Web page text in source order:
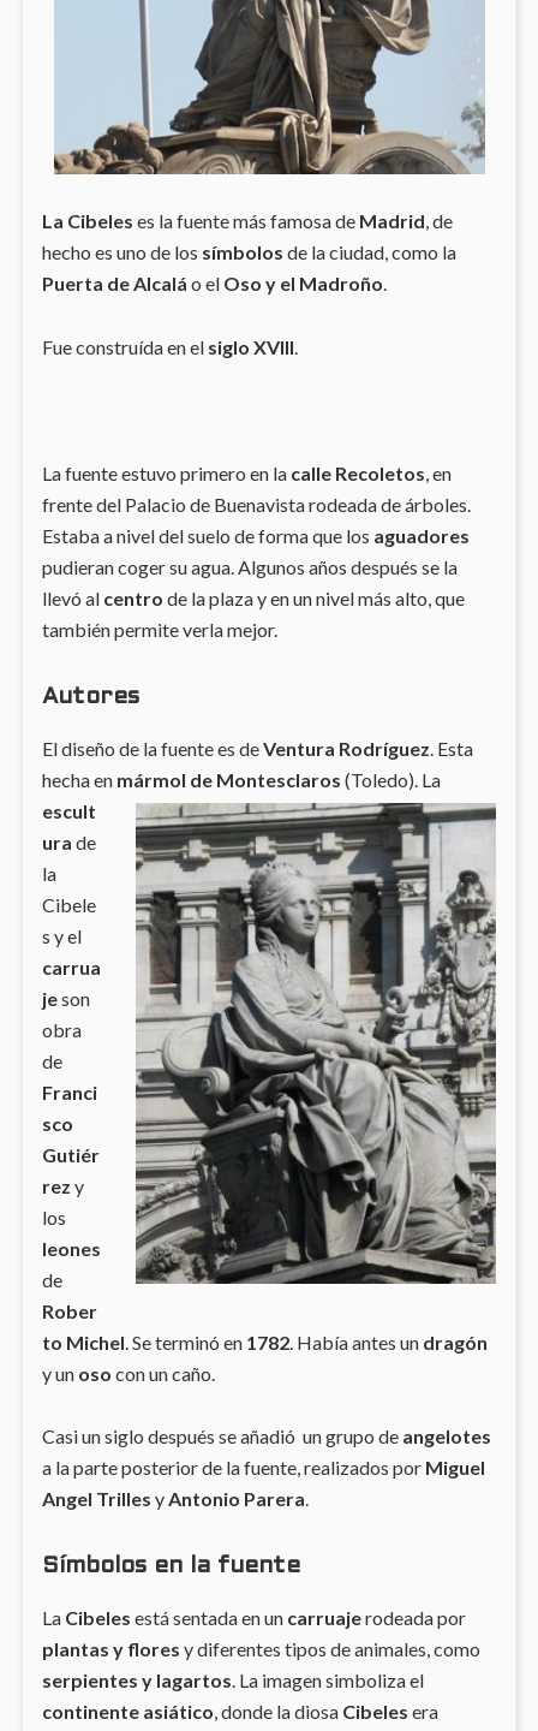
La Cibeles es la fuente más famosa de Madrid, de
hecho es uno de los símbolos de la ciudad, como la
Puerta de Alcalá o el Oso y el Madroño.
Fue construída en el siglo XVIII.
La fuente estuvo primero en la calle Recoletos, en
frente del Palacio de Buenavista rodeada de árboles.
Estaba a nivel del suelo de forma que los aguadores
pudieran coger su agua. Algunos años después se la
llevó al centro de la plaza y en un nivel más alto, que
también permite verla mejor.
Autores
El diseño de la fuente es deVentura Rodríguez. Esta
hecha en mármol de Montesclaros (Toledo). La
escult
ura de
la
Cibele
s y el
carrua
jeson
obra
de
Franci
sco
Gutiér
rez y
los
leones
de
Rober
to Michel. Se terminó en 1782. Había antes un dragón
y un oso con un caño.
Casi un siglo después se añadió un grupo de angelotes
a la parte posterior de la fuente, realizados por Miguel
Angel Trilles yAntonio Parera.
Símbolos en la fuente
La Cibeles está sentada en un carruajerodeada por
plantas y flores y diferentes tipos de animales, como
serpientes y lagartos. La imagen simboliza el
continente asiático, donde la diosa Cibeles era